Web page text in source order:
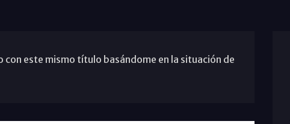
con este mismo título basándome en la situación de